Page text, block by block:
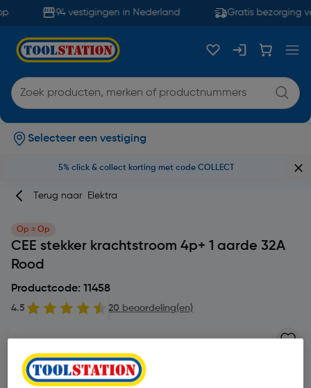
94 vestigingen in Nederland Gratis bezorging
Selecteer een vestiging
5% click & collect korting met code COLLECT
Terug naar Elektra
Op = Op
CEE stekker krachtstroom 4p+ 1 aarde 32A
Rood
Productcode: 11458
4.5 20 beoordeling(en)